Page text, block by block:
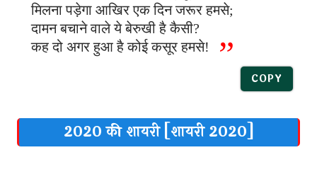
मिलना पड़ेगा आखिर एक दिन जरूर हमसे;
दामन बचाने वाले ये बेरुखी है कैसी?
कह दो अगर हुआ है कोई कसूर हमसे!
COPY
2020 की शायरी [शायरी 2020]